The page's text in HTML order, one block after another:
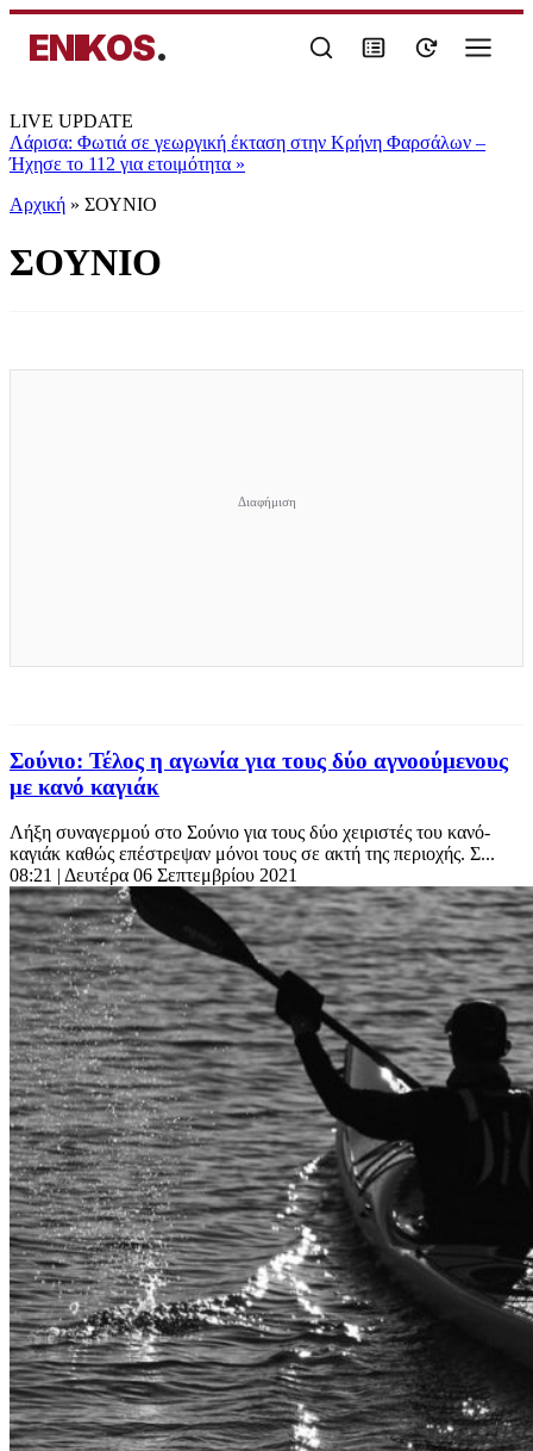
ENIKOS.
LIVE UPDATE
Λάρισα: Φωτιά σε γεωργική έκταση στην Κρήνη Φαρσάλων –
Ήχησε το 112 για ετοιμότητα »
Αρχική » ΣΟΥΝΙΟ
ΣΟΥΝΙΟ
Σούνιο: Τέλος η αγωνία για τους δύο αγνοούμενους
με κανό καγιάκ
Λήξη συναγερμού στο Σούνιο για τους δύο χειριστές του κανό-
καγιάκ καθώς επέστρεψαν μόνοι τους σε ακτή της περιοχής. Σ...
08:21 | Δευτέρα 06 Σεπτεμβρίου 2021